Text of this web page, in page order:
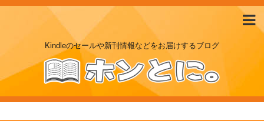
Kindleのセールや新刊情報などをお届けするブログ